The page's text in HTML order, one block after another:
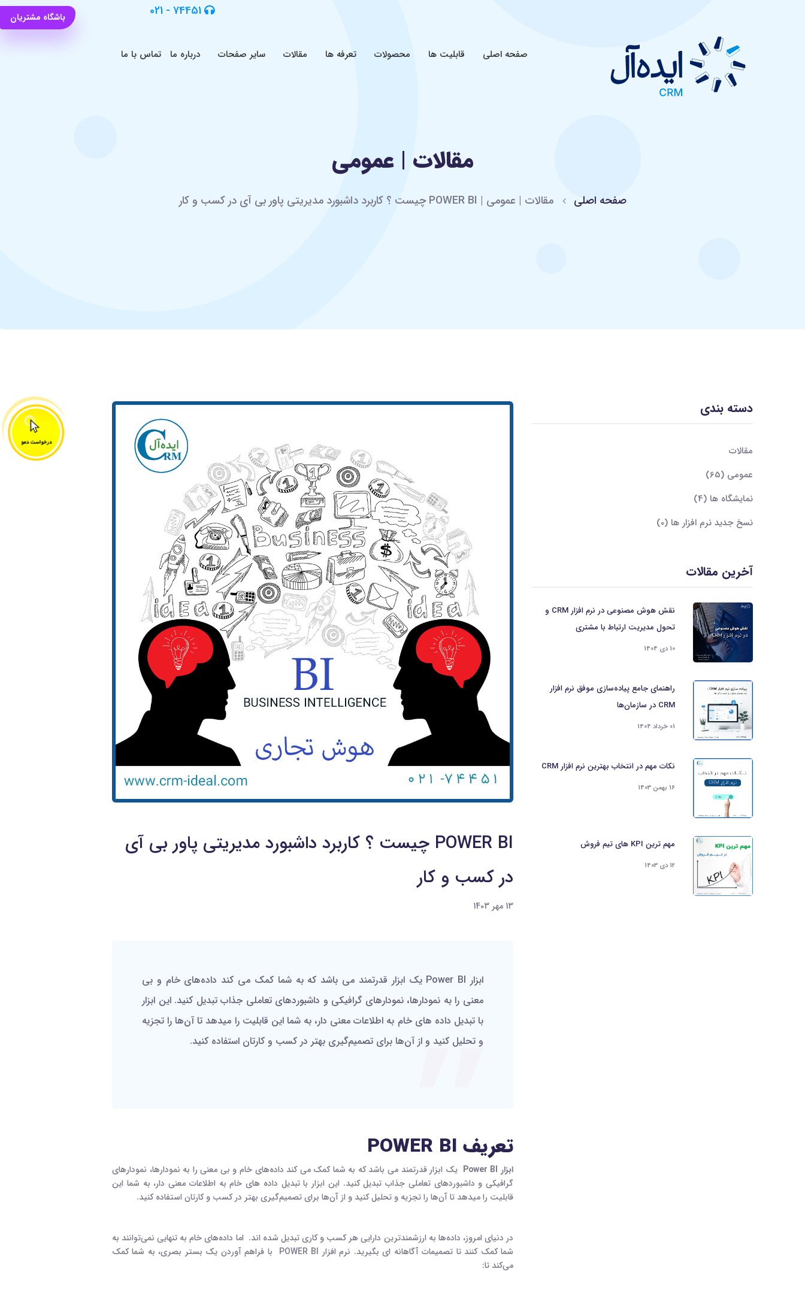
باشگاه مشتریان 74451 - 021
صفحه اصلی قابلیت ها محصولات تعرفه ها مقالات سایر صفحات درباره ما تماس با ما
مقالات | عمومی
صفحه اصلی مقالات | عمومی | POWER BI چیست ؟ کاربرد داشبورد مدیریتی پاور بی آی در کسب و کار
دسته بندی
مقالات
عمومی (65)
نمایشگاه ها (4)
نسخ جدید نرم افزار ها (0)
آخرین مقالات
نقش هوش مصنوعی در نرم افزار CRM و
تحول مدیریت ارتباط با مشتری
10 دی 1404
راهنمای جامع پیاده‌سازی موفق نرم افزار
CRM در سازمان‌ها
01 خرداد 1404
نکات مهم در انتخاب بهترین نرم افزار CRM
16 بهمن 1403
مهم ‌ترین KPI های تیم فروش
12 دی 1403
POWER BI چیست ؟ کاربرد داشبورد مدیریتی پاور بی آی
در کسب و کار
13 مهر 1403
ابزار Power BI یک ابزار قدرتمند می باشد که به شما کمک می کند داده‌های خام و بی
‌معنی را به نمودارها، نمودارهای گرافیکی و داشبوردهای تعاملی جذاب تبدیل کنید. این ابزار
با تبدیل داده های خام به اطلاعات معنی دار، به شما این قابلیت را میدهد تا آن‌ها را تجزیه
و تحلیل کنید و از آن‌ها برای تصمیم‌گیری بهتر در کسب‌ و کارتان استفاده کنید.
تعریف POWER BI
ابزار Power BI یک ابزار قدرتمند می باشد که به شما کمک می کند داده‌های خام و بی ‌معنی را به نمودارها، نمودارهای
گرافیکی و داشبوردهای تعاملی جذاب تبدیل کنید. این ابزار با تبدیل داده های خام به اطلاعات معنی دار، به شما این
قابلیت را میدهد تا آن‌ها را تجزیه و تحلیل کنید و از آن‌ها برای تصمیم‌گیری بهتر در کسب‌ و کارتان استفاده کنید.
در دنیای امروز، داده‌ها به ارزشمندترین دارایی هر کسب‌ و کاری تبدیل شده‌ اند. اما داده‌های خام به تنهایی نمی‌توانند به
شما کمک کنند تا تصمیمات آگاهانه ‌ای بگیرید. نرم افزار POWER BI با فراهم آوردن یک بستر بصری، به شما کمک
می‌کند تا: